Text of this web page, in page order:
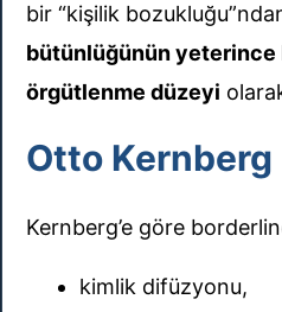
bir “kişilik
bütünlüğünün yeterince
örgütlenme düzeyi
Otto Kernberg
Kernberg’e göre
kimlik difüzyonu,